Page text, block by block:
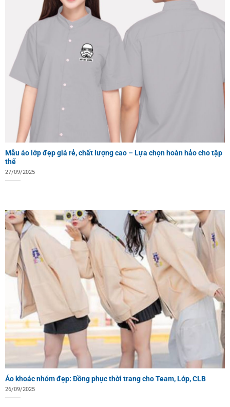
Mẫu áo lớp đẹp giá rẻ, chất lượng cao – Lựa chọn hoàn hảo cho tập
thể
27/09/2025
Áo khoác nhóm đẹp: Đồng phục thời trang cho Team, Lớp, CLB
26/09/2025